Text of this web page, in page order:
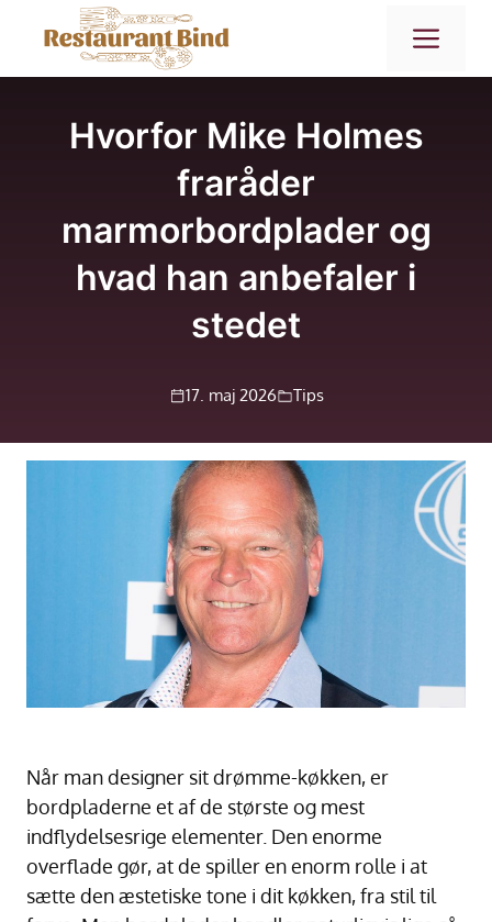
indhold
Hvorfor Mike Holmes
fraråder
marmorbordplader og
hvad han anbefaler i
stedet
17. maj 2026 Tips
Når man designer sit drømme-køkken, er
bordpladerne et af de største og mest
indflydelsesrige elementer. Den enorme
overflade gør, at de spiller en enorm rolle i at
sætte den æstetiske tone i dit køkken, fra stil til